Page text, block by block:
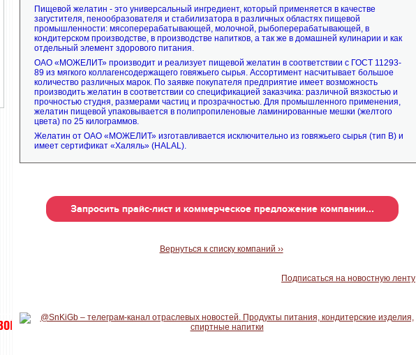
Пищевой желатин - это универсальный ингредиент, который применяется в качестве
загустителя, пенообразователя и стабилизатора в различных областях пищевой
промышленности: мясоперерабатывающей, молочной, рыбоперерабатывающей, в
кондитерском производстве, в производстве напитков, а так же в домашней кулинарии и как
отдельный элемент здорового питания.
ОАО «МОЖЕЛИТ» производит и реализует пищевой желатин в соответствии с ГОСТ 11293-
89 из мягкого коллагенсодержащего говяжьего сырья. Ассортимент насчитывает большое
количество различных марок. По заявке покупателя предприятие имеет возможность
производить желатин в соответствии со спецификацией заказчика: различной вязкостью и
прочностью студня, размерами частиц и прозрачностью. Для промышленного применения,
желатин пищевой упаковывается в полипропиленовые ламинированные мешки (желтого
цвета) по 25 килограммов.
Желатин от ОАО «МОЖЕЛИТ» изготавливается исключительно из говяжьего сырья (тип В) и
имеет сертификат «Халяль» (HALAL).
Вернуться к списку компаний ››
Подписаться на новостную ленту